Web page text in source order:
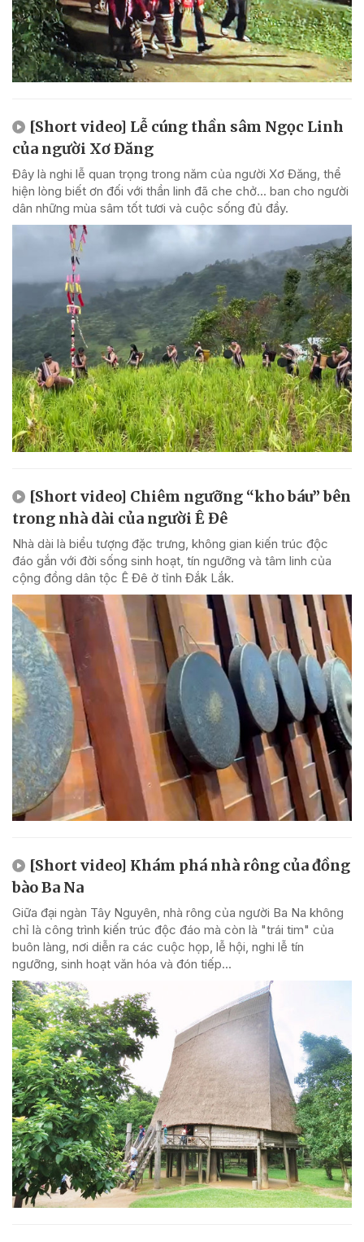
[Short video] Lễ cúng thần sâm Ngọc Linh
của người Xơ Đăng
Đây là nghi lễ quan trọng trong năm của người Xơ Đăng, thể
hiện lòng biết ơn đối với thần linh đã che chở... ban cho người
dân những mùa sâm tốt tươi và cuộc sống đủ đầy.
[Short video] Chiêm ngưỡng “kho báu” bên
trong nhà dài của người Ê Đê
Nhà dài là biểu tượng đặc trưng, không gian kiến trúc độc
đáo gắn với đời sống sinh hoạt, tín ngưỡng và tâm linh của
cộng đồng dân tộc Ê Đê ở tỉnh Đắk Lắk.
[Short video] Khám phá nhà rông của đồng
bào Ba Na
Giữa đại ngàn Tây Nguyên, nhà rông của người Ba Na không
chỉ là công trình kiến trúc độc đáo mà còn là "trái tim" của
buôn làng, nơi diễn ra các cuộc họp, lễ hội, nghi lễ tín
ngưỡng, sinh hoạt văn hóa và đón tiếp...